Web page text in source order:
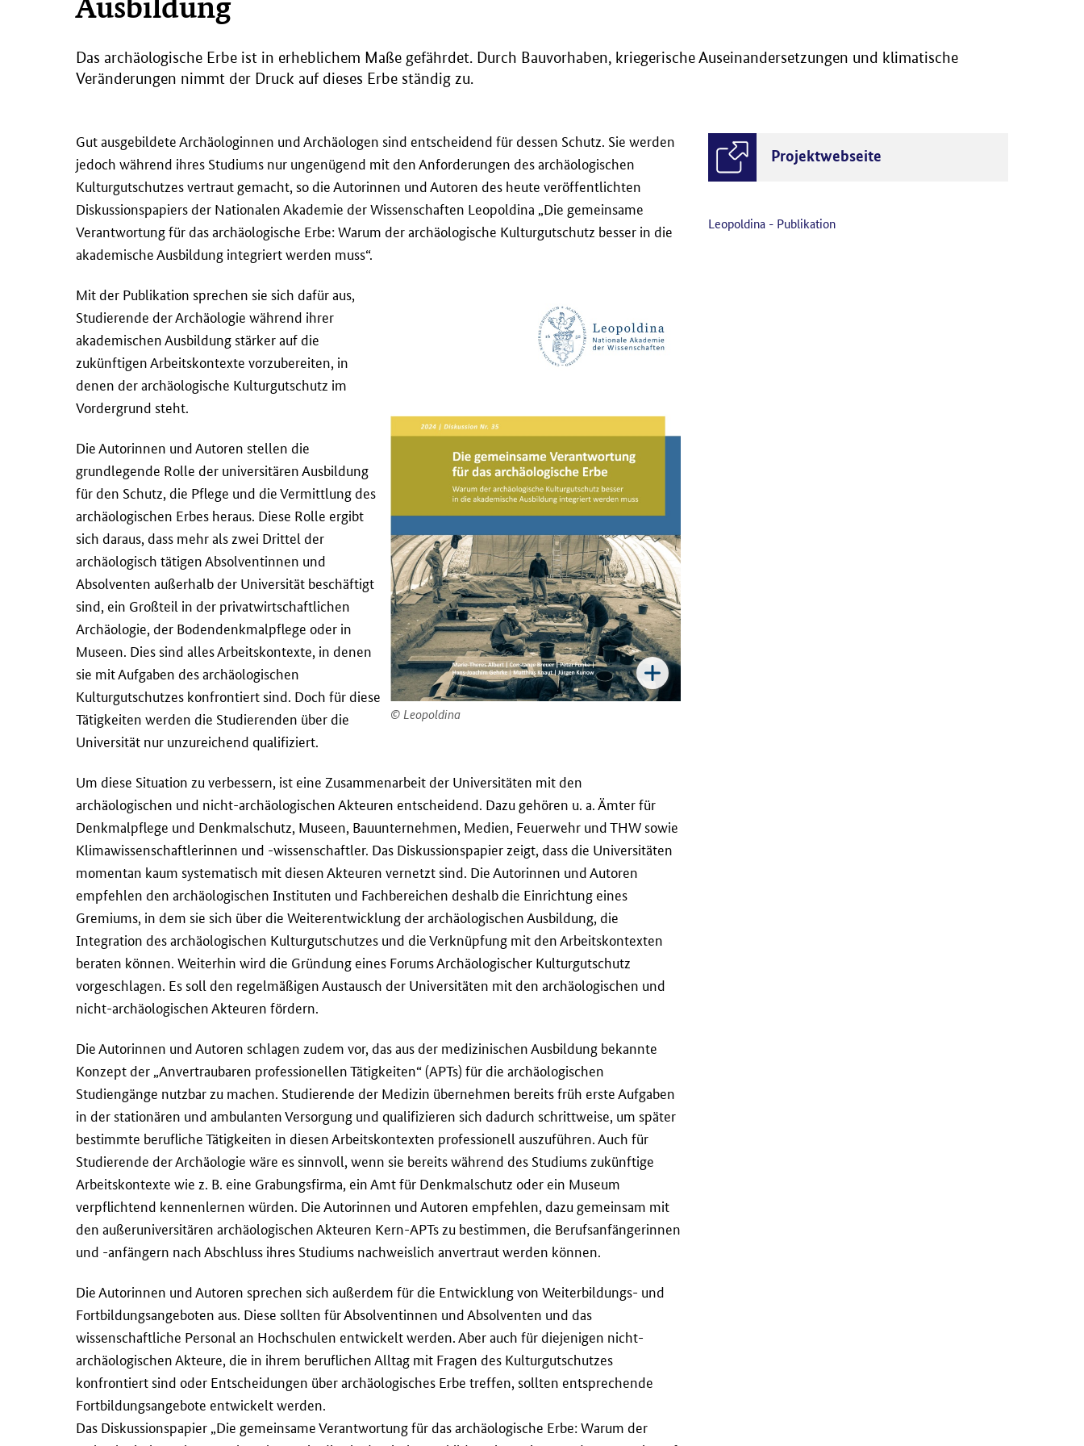
Das archäologische Erbe ist in erheblichem Maße gefährdet. Durch Bauvorhaben, kriegerische Auseinandersetzungen und klimatische
Veränderungen nimmt der Druck auf dieses Erbe ständig zu.
Gut ausgebildete Archäologinnen und Archäologen sind entscheidend für dessen Schutz. Sie werden
jedoch während ihres Studiums nur ungenügend mit den Anforderungen des archäologischen
Kulturgutschutzes vertraut gemacht, so die Autorinnen und Autoren des heute veröffentlichten
Diskussionspapiers der Nationalen Akademie der Wissenschaften Leopoldina „Die gemeinsame
Verantwortung für das archäologische Erbe: Warum der archäologische Kulturgutschutz besser in die
akademische Ausbildung integriert werden muss“.
Leopoldina
Mit der Publikation sprechen sie sich dafür aus,
Studierende der Archäologie während ihrer
akademischen Ausbildung stärker auf die
zukünftigen Arbeitskontexte vorzubereiten, in
denen der archäologische Kulturgutschutz im
Vordergrund steht.
Die Autorinnen und Autoren stellen die
grundlegende Rolle der universitären Ausbildung
für den Schutz, die Pflege und die Vermittlung des
archäologischen Erbes heraus. Diese Rolle ergibt
sich daraus, dass mehr als zwei Drittel der
archäologisch tätigen Absolventinnen und
Absolventen außerhalb der Universität beschäftigt
sind, ein Großteil in der privatwirtschaftlichen
Archäologie, der Bodendenkmalpflege oder in
Museen. Dies sind alles Arbeitskontexte, in denen
sie mit Aufgaben des archäologischen
Kulturgutschutzes konfrontiert sind. Doch für diese
Tätigkeiten werden die Studierenden über die
Universität nur unzureichend qualifiziert.
Um diese Situation zu verbessern, ist eine Zusammenarbeit der Universitäten mit den
archäologischen und nicht-archäologischen Akteuren entscheidend. Dazu gehören u. a. Ämter für
Denkmalpflege und Denkmalschutz, Museen, Bauunternehmen, Medien, Feuerwehr und THW sowie
Klimawissenschaftlerinnen und -wissenschaftler. Das Diskussionspapier zeigt, dass die Universitäten
momentan kaum systematisch mit diesen Akteuren vernetzt sind. Die Autorinnen und Autoren
empfehlen den archäologischen Instituten und Fachbereichen deshalb die Einrichtung eines
Gremiums, in dem sie sich über die Weiterentwicklung der archäologischen Ausbildung, die
Integration des archäologischen Kulturgutschutzes und die Verknüpfung mit den Arbeitskontexten
beraten können. Weiterhin wird die Gründung eines Forums Archäologischer Kulturgutschutz
vorgeschlagen. Es soll den regelmäßigen Austausch der Universitäten mit den archäologischen und
nicht-archäologischen Akteuren fördern.
Die Autorinnen und Autoren schlagen zudem vor, das aus der medizinischen Ausbildung bekannte
Konzept der „Anvertraubaren professionellen Tätigkeiten“ (APTs) für die archäologischen
Studiengänge nutzbar zu machen. Studierende der Medizin übernehmen bereits früh erste Aufgaben
in der stationären und ambulanten Versorgung und qualifizieren sich dadurch schrittweise, um später
bestimmte berufliche Tätigkeiten in diesen Arbeitskontexten professionell auszuführen. Auch für
Studierende der Archäologie wäre es sinnvoll, wenn sie bereits während des Studiums zukünftige
Arbeitskontexte wie z. B. eine Grabungsfirma, ein Amt für Denkmalschutz oder ein Museum
verpflichtend kennenlernen würden. Die Autorinnen und Autoren empfehlen, dazu gemeinsam mit
den außeruniversitären archäologischen Akteuren Kern-APTs zu bestimmen, die Berufsanfängerinnen
und -anfängern nach Abschluss ihres Studiums nachweislich anvertraut werden können.
Die Autorinnen und Autoren sprechen sich außerdem für die Entwicklung von Weiterbildungs- und
Fortbildungsangeboten aus. Diese sollten für Absolventinnen und Absolventen und das
wissenschaftliche Personal an Hochschulen entwickelt werden. Aber auch für diejenigen nicht-
archäologischen Akteure, die in ihrem beruflichen Alltag mit Fragen des Kulturgutschutzes
konfrontiert sind oder Entscheidungen über archäologisches Erbe treffen, sollten entsprechende
Fortbildungsangebote entwickelt werden.
Das Diskussionspapier „Die gemeinsame Verantwortung für das archäologische Erbe: Warum der
Projektwebseite
Leopoldina - Publikation